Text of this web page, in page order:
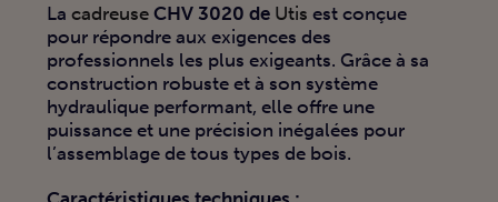
La cadreuseCHV 3020 de Utis est conçue
pour répondre aux exigences des
professionnels les plus exigeants. Grâce à sa
construction robuste et à son système
hydraulique performant, elle offre une
puissance et une précision inégalées pour
l’assemblage de tous types de bois.